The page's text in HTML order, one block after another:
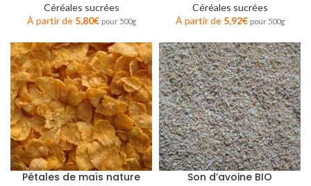
Céréales sucrées
À partir de 5,80€ pour 500g
Céréales sucrées
À partir de 5,92€ pour 500g
Pétales de maïs nature
Son d’avoine BIO